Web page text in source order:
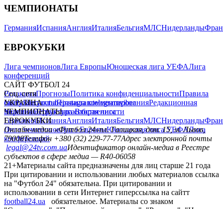
ЧЕМПИОНАТЫ
ГерманияИспанияАнглияИталияБельгияМЛСНидерланды
ЕВРОКУБКИ
Лига чемпионовЛига ЕвропыЮношеская лига УЕФАЛига
конференций
САЙТ ФУТБОЛ 24
РедакцияПрогнозыПолитика конфиденциальностиПравила
сайтуКонтактыПравила комментированияРедакционная
политикаСтруктура собственности
Соц. сети
facebookxyoutubeinstagramtelegramviber
УКРАИНА
УкраинаПервая лигаВторая лига
ЧЕМПИОНАТЫ
ГерманияИспанияАнглияИталияБельгияМЛСНидерланды
ЕВРОКУБКИ
Лига чемпионовЛига ЕвропыЮношеская лига УЕФАЛига
конференций
Онлайн-медиа «Футбол 24»пл. Галицкая, дом. 15, м. Львов,
79008Телефон +380 (32) 229-77-77Адрес электронной почты
legal@24tv.com.uaИдентификатор онлайн-медиа в Реестре
субъектов в сфере медиа — R40-06058
21+Материалы сайта предназначены для лиц старше 21 года
При цитировании и использовании любых материалов ссылка
на "Футбол 24" обязательна. При цитировании и
использовании в сети Интернет гиперссылка на сайтт
football24.ua
обязательное. Материалы со знаком